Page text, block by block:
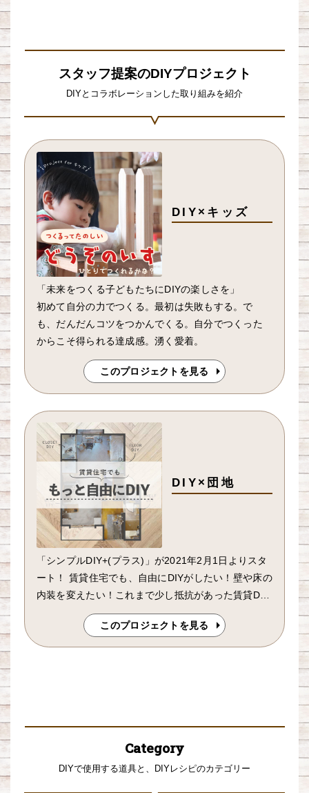
スタッフ提案のDIYプロジェクト
DIYとコラボレーションした取り組みを紹介
DIY×キッズ
「未来をつくる子どもたちにDIYの楽しさを」
初めて自分の力でつくる。最初は失敗もする。で
も、だんだんコツをつかんでくる。自分でつくった
からこそ得られる達成感。湧く愛着。
このプロジェクトを見る
DIY×団地
「シンプルDIY+(プラス)」が2021年2月1日よりスタ
ート！ 賃貸住宅でも、自由にDIYがしたい！壁や床の
内装を変えたい！これまで少し抵抗があった賃貸DIY
のイメージを塗り替える制度がJKK東京より始まりま
このプロジェクトを見る
Category
DIYで使用する道具と、DIYレシピのカテゴリー